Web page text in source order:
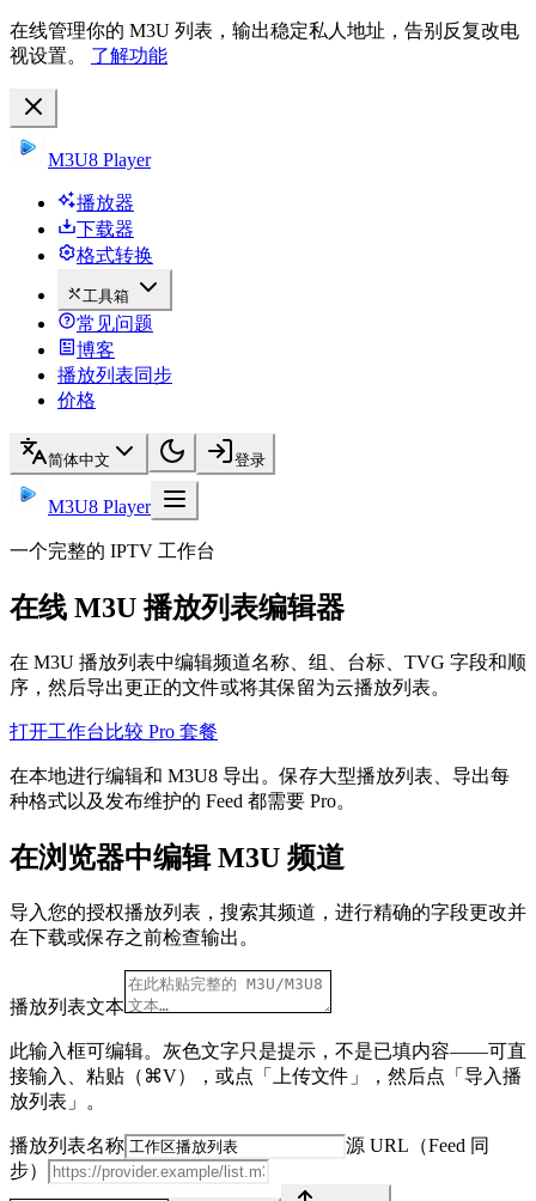
在线管理你的 M3U 列表，输出稳定私人地址，告别反复改电
视设置。
了解功能
M3U8 Player
播放器
下载器
格式转换
工具箱
常见问题
博客
播放列表同步
价格
简体中文 登录
M3U8 Player
一个完整的 IPTV 工作台
在线 M3U 播放列表编辑器
在 M3U 播放列表中编辑频道名称、组、台标、TVG 字段和顺
序，然后导出更正的文件或将其保留为云播放列表。
打开工作台 比较 Pro 套餐
在本地进行编辑和 M3U8 导出。保存大型播放列表、导出每
种格式以及发布维护的 Feed 都需要 Pro。
在浏览器中编辑 M3U 频道
导入您的授权播放列表，搜索其频道，进行精确的字段更改并
在下载或保存之前检查输出。
播放列表文本
此输入框可编辑。灰色文字只是提示，不是已填内容——可直
接输入、粘贴（⌘V），或点「上传文件」，然后点「导入播
放列表」。
播放列表名称
源 URL（Feed 同
步）